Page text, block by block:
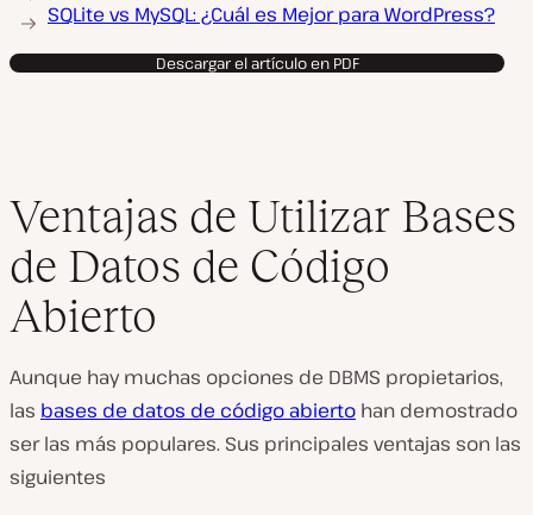
SQLite vs MySQL: ¿Cuál es Mejor para WordPress?
Descargar el artículo en PDF
Ventajas de Utilizar Bases
de Datos de Código
Abierto
Aunque hay muchas opciones de DBMS propietarios,
las bases de datos de código abierto han demostrado
ser las más populares. Sus principales ventajas son las
siguientes